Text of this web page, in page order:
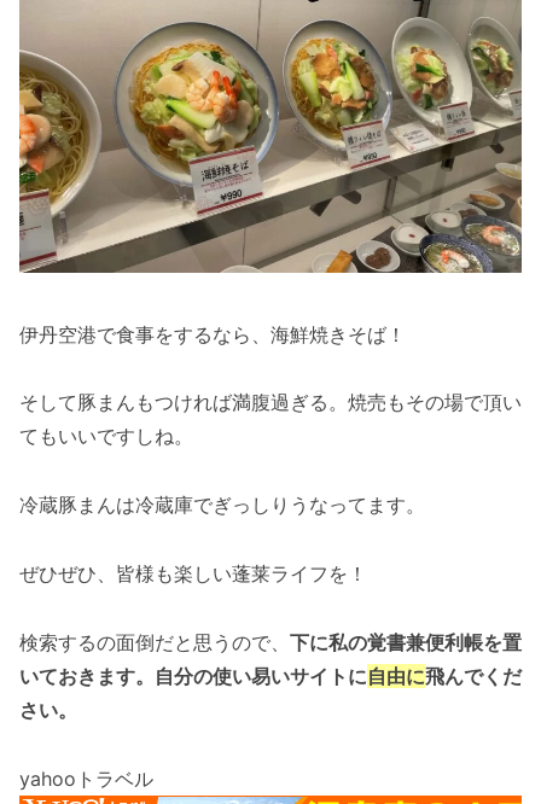
伊丹空港で食事をするなら、海鮮焼きそば！
そして豚まんもつければ満腹過ぎる。焼売もその場で頂い
てもいいですしね。
冷蔵豚まんは冷蔵庫でぎっしりうなってます。
ぜひぜひ、皆様も楽しい蓬莱ライフを！
検索するの面倒だと思うので、 下に私の覚書兼便利帳を置
いておきます。自分の使い易いサイトに自由に飛んでくだ
さい。
yahooトラベル